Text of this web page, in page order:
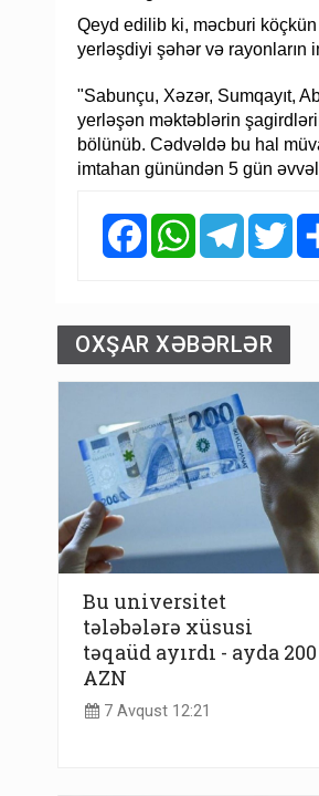
Qeyd edilib ki, məcburi
yerləşdiyi şəhər və rayonların
"Sabunçu, Xəzər, Sumqayıt,
yerləşən məktəblərin
bölünüb. Cədvəldə bu hal
imtahan günündən 5 gün
FacebookWhatsAppTelegram
OXŞAR XƏBƏRLƏR
Bu universitet
tələbələrə xüsusi
təqaüd ayırdı - ayda 200
AZN
7 Avqust 12:21